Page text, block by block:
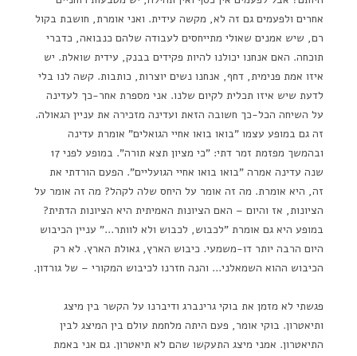
אחרים ולפעמים גם זה לא, מקשה עידית. ואני אומרת, חושבת בקול
רם, שיש אמנים שאולי מתייחסים לעבודה שלהם כנבואה, כדברי
תוכחה. האם אנחנו יכולנו להיות פקידים בבנק, עידית שואלת. יש
איזו אמת פנימית, דחף, אנחנו נשים יוצרות, כותבות. קשה לנו בלי
לדעת שיש איזו תכלית לקיום שלנו. אני מספרת אחר-כך לעדינה
על השיחה הכל-כך חשובה הזאת ועדינה מזכירה את עניין הגאולה.
זה גם במופע עצמו "בואו בואו אחיי הגואלים" אומרת עדינה
ובהמשך מפזמת זמר דתי: "כי מציון תצא תורה". במופע לפני 17
שנה עדינה אמרה "בואו בואו אחיי הגועליים". הפעם הורדתי את
זה, היא אומרת. מה זה אומר על היחס שלה לקהל? מה זה אומר על
הציונות, אז והיום – האם הציונות האמיתית היא הציונות הדתית?
במופע היא גם אומרת "לכבוש, לכבוש ולא לוותר…" עניין הכיבוש
היום הרבה יותר דו-משמעי. כיבוש הארץ, גאולת הארץ. לא רק
הכיבוש ההוא השמאלני… והנה חזרנו לכיבוש המקורי – של גורדון.
פגשתי לא מזמן את בוקי גרינברג ודיברנו על הקשר בין מיצג
ותיאטרון. בוקי אומר, פעם היתה מלחמת עולם בין המיצג לבין
התיאטרון. אמני מיצג התעקשו שהם לא תיאטרון. גם אני באמת